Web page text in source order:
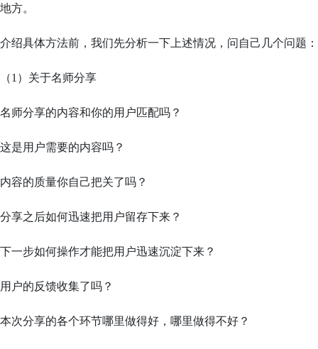
地方。
介绍具体方法前，我们先分析一下上述情况，问自己几个问题：
（1）关于名师分享
名师分享的内容和你的用户匹配吗？
这是用户需要的内容吗？
内容的质量你自己把关了吗？
分享之后如何迅速把用户留存下来？
下一步如何操作才能把用户迅速沉淀下来？
用户的反馈收集了吗？
本次分享的各个环节哪里做得好，哪里做得不好？